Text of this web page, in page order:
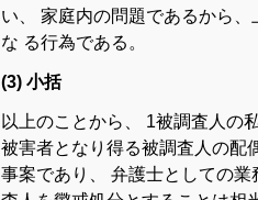
い
家庭内の問題であるから
な る行為である 。
(3) 小括
以上のことから 1被調査 人 の
被害者と なり 得る被調査 人 の配
事案であり 弁護士としての業